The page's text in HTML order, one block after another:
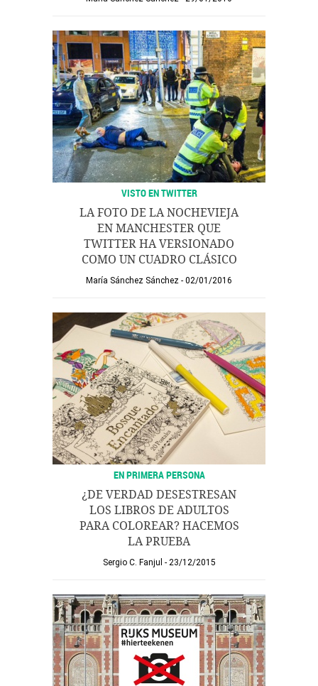
VISTO EN TWITTER
LA FOTO DE LA NOCHEVIEJA
EN MANCHESTER QUE
TWITTER HA VERSIONADO
COMO UN CUADRO CLÁSICO
María Sánchez Sánchez 02/01/2016
EN PRIMERA PERSONA
¿DE VERDAD DESESTRESAN
LOS LIBROS DE ADULTOS
PARA COLOREAR? HACEMOS
LA PRUEBA
Sergio C. Fanjul 23/12/2015